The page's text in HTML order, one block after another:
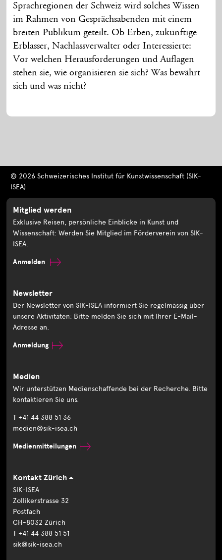
Sprachregionen der Schweiz wird solches Wissen
im Rahmen von Gesprächsabenden mit einem
breiten Publikum geteilt. Ob Erben, zukünftige
Erblasser, Nachlassverwalter oder Interessierte:
Vor welchen Herausforderungen und Auflagen
stehen sie, wie organisieren sie sich? Was bewährt
sich und was nicht?
© 2026 Schweizerisches Institut für Kunstwissenschaft (SIK-
ISEA)
Mitglied werden
Exklusive Reisen, persönliche Einblicke in Kunst und
Wissenschaft: Werden Sie Mitglied im Förderverein von SIK-
ISEA.
Anmelden
Newsletter
Der Newsletter von SIK-ISEA informiert Sie regelmässig über
unsere Aktivitäten: Bitte melden Sie sich mit Ihrer E-Mail-
Adresse an.
Anmeldung
Medien
Wir unterstützen Medienschaffende bei der Recherche. Bitte
kontaktieren Sie uns.
T +41 44 388 51 36
medien@sik-isea.ch
Medienmitteilungen
Kontakt Zürich
SIK-ISEA
Zollikerstrasse 32
Postfach
CH-8032 Zürich
T +41 44 388 51 51
sik@sik-isea.ch